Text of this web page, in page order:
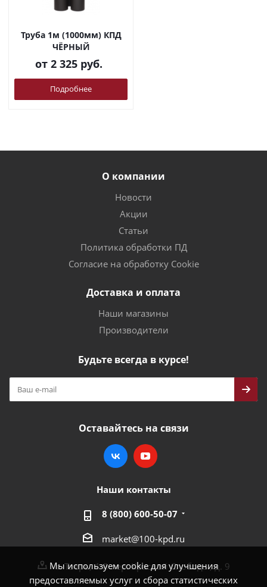
Мы используем cookie для улучшения
предоставляемых услуг и сбора статистических
Труба 1м (1000мм) КПД
ЧЁРНЫЙ
от 2 325 руб.
Подробнее
О компании
Новости
Акции
Статьи
Политика обработки ПД
Согласие на обработку Cookie
Доставка и оплата
Наши магазины
Производители
Будьте всегда в курсе!
Оставайтесь на связи
Наши контакты
8 (800) 600-50-07
market@100-kpd.ru
г. Тверь, 4-й пер. Красной Слободы, д. 9